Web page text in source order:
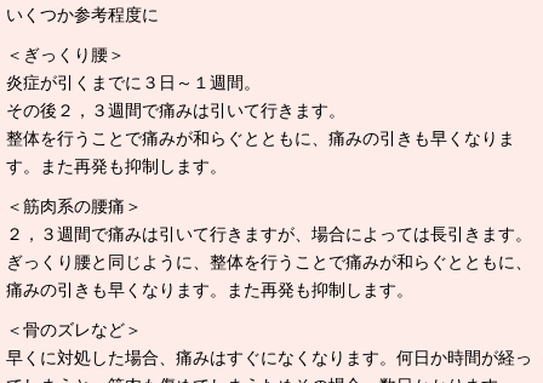
いくつか参考程度に
＜ぎっくり腰＞
炎症が引くまでに３日～１週間。
その後２，３週間で痛みは引いて行きます。
整体を行うことで痛みが和らぐとともに、痛みの引きも早くなりま
す。また再発も抑制します。
＜筋肉系の腰痛＞
２，３週間で痛みは引いて行きますが、場合によっては長引きます。
ぎっくり腰と同じように、整体を行うことで痛みが和らぐとともに、
痛みの引きも早くなります。また再発も抑制します。
＜骨のズレなど＞
早くに対処した場合、痛みはすぐになくなります。何日か時間が経っ